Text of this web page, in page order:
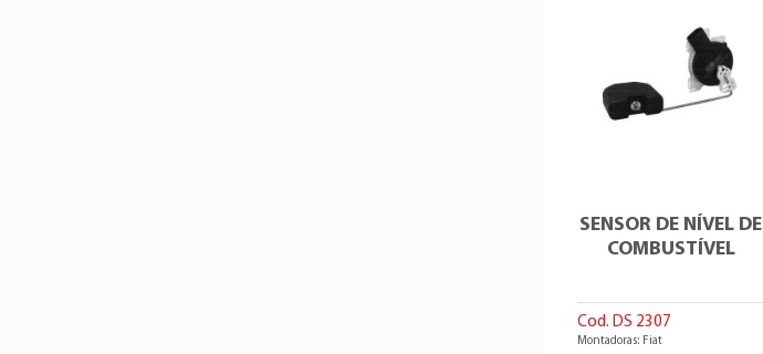
SENSOR DE NÍVEL DE
COMBUSTÍVEL
Cod. DS 2307
Montadoras: Fiat